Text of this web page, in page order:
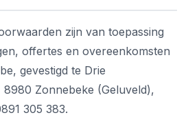
zijn van toepassing
offertes en overeenkomsten
gevestigd te Drie
Zonnebeke (Geluveld),
305 383.